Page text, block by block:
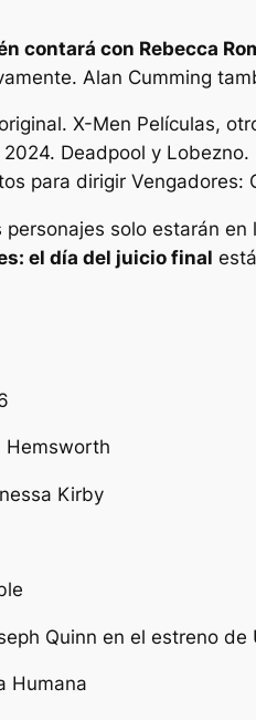
contará con Rebecca
Alan Cumming
X-Men Películas,
Deadpool y Lobezno.
para dirigir Vengadores:
personajes solo estarán
el día del juicio final
Humana